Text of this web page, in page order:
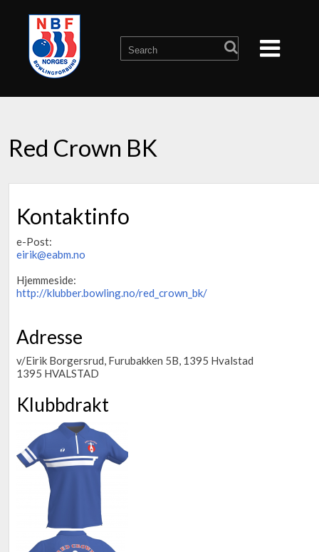
Red Crown BK
Kontaktinfo
e-Post:
eirik@eabm.no
Hjemmeside:
http://klubber.bowling.no/red_crown_bk/
Adresse
v/Eirik Borgersrud, Furubakken 5B, 1395 Hvalstad
1395 HVALSTAD
Klubbdrakt